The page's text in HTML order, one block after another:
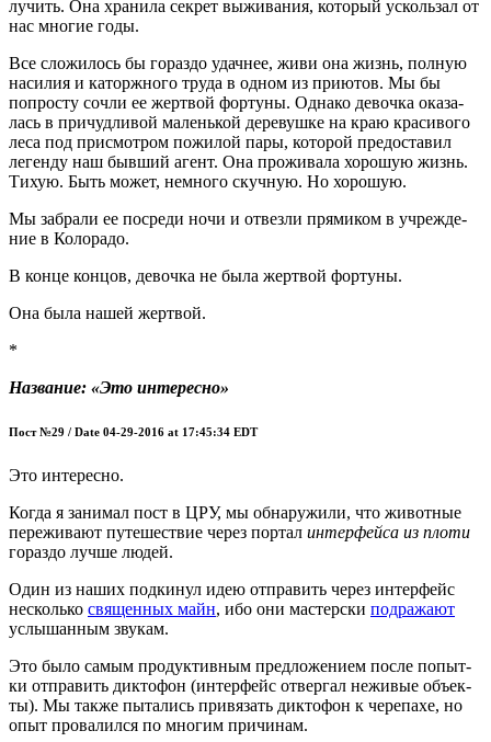
лу­чить. Она хра­ни­ла сек­рет выжи­ва­ния, кото­рый усколь­зал от
нас мно­гие годы.
Все сло­жи­лось бы гораз­до удач­нее, живи она жизнь, пол­ную
наси­лия и каторж­но­го тру­да в одном из при­ютов. Мы бы
попро­сту сочли ее жерт­вой фор­ту­ны. Одна­ко девоч­ка ока­за­
лась в при­чуд­ли­вой малень­кой дере­вуш­ке на краю кра­си­во­го
леса под при­смот­ром пожи­лой пары, кото­рой предо­ста­вил
леген­ду наш быв­ший агент. Она про­жи­ва­ла хоро­шую жизнь.
Тихую. Быть может, немно­го скуч­ную. Но хорошую.
Мы забра­ли ее посре­ди ночи и отвез­ли пря­ми­ком в учре­жде­
ние в Колорадо.
В кон­це кон­цов, девоч­ка не была жерт­вой фортуны.
Она была нашей жертвой.
*
Назва­ние: «Это интересно»
Пост №29 / Date 04-29-2016 at 17:45:34 EDT
Это инте­рес­но.
Когда я зани­мал пост в ЦРУ, мы обна­ру­жи­ли, что живот­ные
пере­жи­ва­ют путе­ше­ствие через пор­тал интер­фей­са из пло­ти
гораз­до луч­ше людей.
Один из наших под­ки­нул идею отпра­вить через интер­фейс
несколь­ко свя­щен­ных майн, ибо они мастер­ски под­ра­жа­ют
услы­шан­ным звукам.
Это было самым про­дук­тив­ным пред­ло­же­ни­ем после попыт­
ки отпра­вить дик­то­фон (интер­фейс отвер­гал нежи­вые объ­ек­
ты). Мы так­же пыта­лись при­вя­зать дик­то­фон к чере­па­хе, но
опыт про­ва­лил­ся по мно­гим причинам.